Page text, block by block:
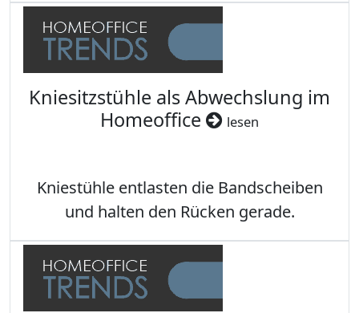
Kniesitzstühle als Abwechslung im
Homeoffice
lesen
Kniestühle entlasten die Bandscheiben
und halten den Rücken gerade.